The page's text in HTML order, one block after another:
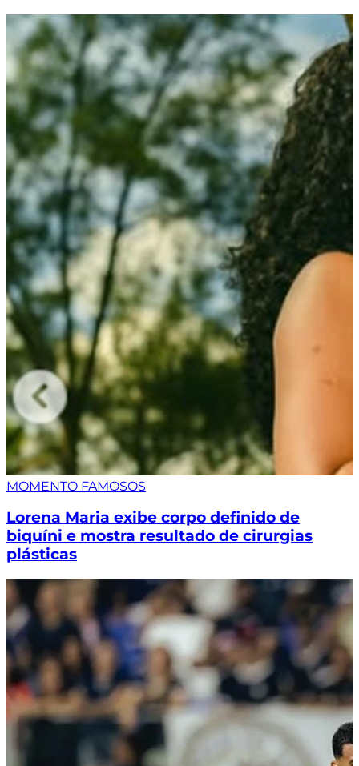
MOMENTO FAMOSOS
Lorena Maria exibe corpo definido de
biquíni e mostra resultado de cirurgias
plásticas